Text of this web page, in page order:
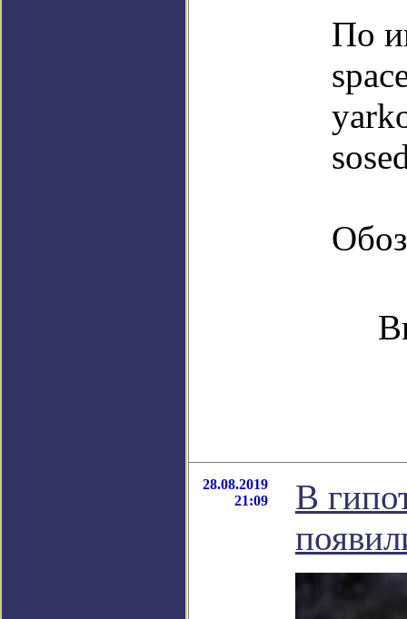
По
28.08.2019
21:09
В